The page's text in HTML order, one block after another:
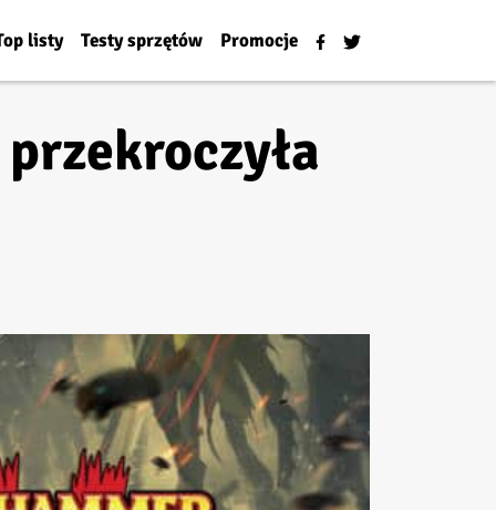
listy Testy sprzętów Promocje